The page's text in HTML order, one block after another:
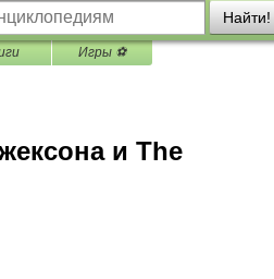
Найти!
Игры ⚽
и The